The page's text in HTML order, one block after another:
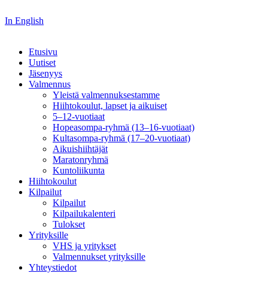
In English
Etusivu
Uutiset
Jäsenyys
Valmennus
Yleistä valmennuksestamme
Hiihtokoulut, lapset ja aikuiset
5–12-vuotiaat
Hopeasompa-ryhmä (13–16-vuotiaat)
Kultasompa-ryhmä (17–20-vuotiaat)
Aikuishiihtäjät
Maratonryhmä
Kuntoliikunta
Hiihtokoulut
Kilpailut
Kilpailut
Kilpailukalenteri
Tulokset
Yrityksille
VHS ja yritykset
Valmennukset yrityksille
Yhteystiedot